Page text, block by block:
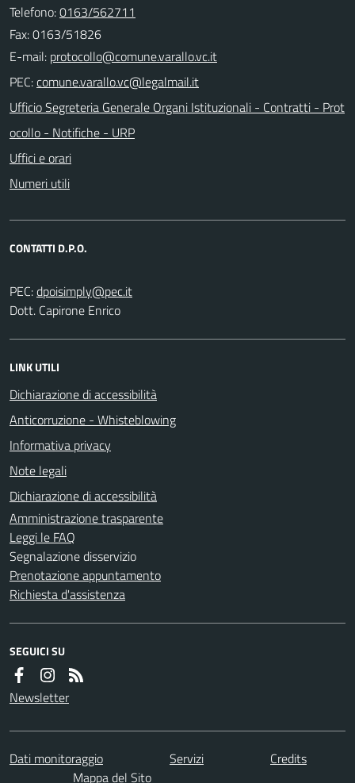
Telefono:0163/562711
Fax: 0163/51826
E-mail:
PEC:
Ufficio Segreteria Generale Organi Istituzionali - Contratti - Prot
ocollo - Notifiche - URP
Uffici e orari
Numeri utili
CONTATTI D.P.O.
PEC:
Dott. Capirone Enrico
LINK UTILI
Dichiarazione di accessibilità
Anticorruzione - Whisteblowing
Informativa privacy
Note legali
Dichiarazione di accessibilità
Amministrazione trasparente
Leggi le FAQ
Segnalazione disservizio
Prenotazione appuntamento
Richiesta d'assistenza
SEGUICI SU
Newsletter
Dati monitoraggio Servizi
Credits
Mappa del Sito